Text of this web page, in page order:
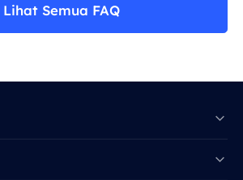
Lihat Semua FAQ